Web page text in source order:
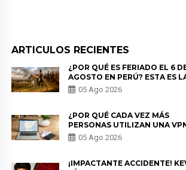
ARTICULOS RECIENTES
¿POR QUÉ ES FERIADO EL 6
AGOSTO EN PERÚ? ESTA ES
HISTORIA
05 Ago 2026
¿POR QUÉ CADA VEZ MÁS
PERSONAS UTILIZAN UNA
PARA PROTEGER SU
PRIVACIDAD?
05 Ago 2026
¡IMPACTANTE ACCIDENTE!